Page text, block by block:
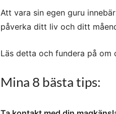
Att vara sin egen guru
påverka ditt liv och ditt
Läs detta och fundera på
Mina 8 bästa tips: